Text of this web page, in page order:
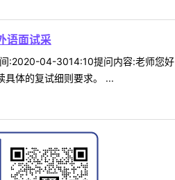
语面试采
04-3014:10提问内容:老师您
具体的复试细则要求。 ...